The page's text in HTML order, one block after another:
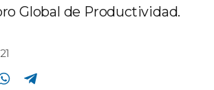
Global de Productividad.
Compartir en Whatsapp